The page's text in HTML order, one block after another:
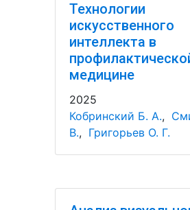
Технологии
искусственного
интеллекта в
медицине
2025
Кобринский Б. А.,
В., Григорьев О. Г.